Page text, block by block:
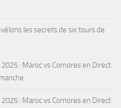
les secrets de six tours de
2025 : Maroc vs Comores en Direct
2025 : Maroc vs Comores en Direct